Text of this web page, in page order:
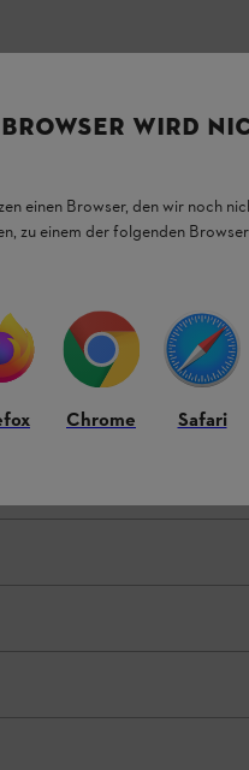
und die konkrete
WIRD
einen Browser, den wir noch
zu einem der folgenden
Chrome Safari